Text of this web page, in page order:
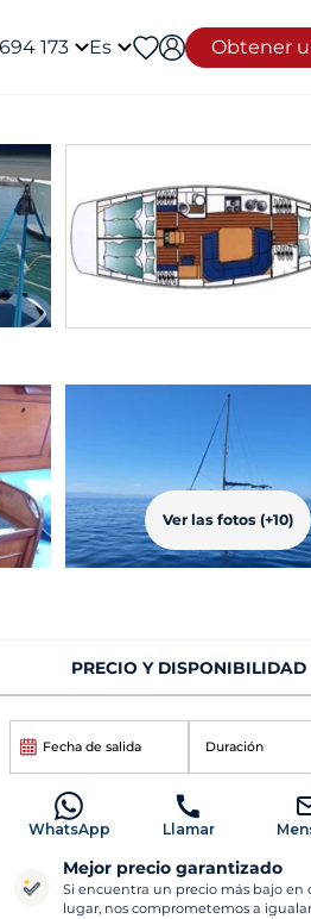
173 Es Obtener
Ver las fotos (+10)
PRECIO Y DISPONIBILIDAD
Fecha de salida Duración
WhatsApp Llamar
Mejor precio garantizado
Si encuentra un precio más bajo en
lugar, nos comprometemos a